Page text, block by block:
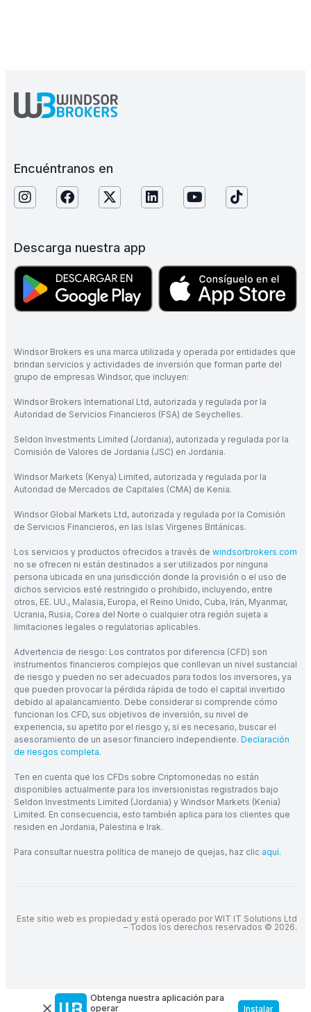
Obtenga nuestra aplicación para
operar
Instalar
Encuéntranos en
Descarga nuestra app
Windsor Brokers es una marca utilizada y operada por entidades que
brindan servicios y actividades de inversión que forman parte del
grupo de empresas Windsor, que incluyen:
Windsor Brokers International Ltd, autorizada y regulada por la
Autoridad de Servicios Financieros (FSA) de Seychelles.
Seldon Investments Limited (Jordania), autorizada y regulada por la
Comisión de Valores de Jordania (JSC) en Jordania.
Windsor Markets (Kenya) Limited, autorizada y regulada por la
Autoridad de Mercados de Capitales (CMA) de Kenia.
Windsor Global Markets Ltd, autorizada y regulada por la Comisión
de Servicios Financieros, en las Islas Vírgenes Británicas.
Los servicios y productos ofrecidos a través de windsorbrokers.com
no se ofrecen ni están destinados a ser utilizados por ninguna
persona ubicada en una jurisdicción donde la provisión o el uso de
dichos servicios esté restringido o prohibido, incluyendo, entre
otros, EE. UU., Malasia, Europa, el Reino Unido, Cuba, Irán, Myanmar,
Ucrania, Rusia, Corea del Norte o cualquier otra región sujeta a
limitaciones legales o regulatorias aplicables.
Advertencia de riesgo: Los contratos por diferencia (CFD) son
instrumentos financieros complejos que conllevan un nivel sustancial
de riesgo y pueden no ser adecuados para todos los inversores, ya
que pueden provocar la pérdida rápida de todo el capital invertido
debido al apalancamiento. Debe considerar si comprende cómo
funcionan los CFD, sus objetivos de inversión, su nivel de
experiencia, su apetito por el riesgo y, si es necesario, buscar el
asesoramiento de un asesor financiero independiente. Declaración
de riesgos completa.
Ten en cuenta que los CFDs sobre Criptomonedas no están
disponibles actualmente para los inversionistas registrados bajo
Seldon Investments Limited (Jordania) y Windsor Markets (Kenia)
Limited. En consecuencia, esto también aplica para los clientes que
residen en Jordania, Palestina e Irak.
Para consultar nuestra política de manejo de quejas, haz clic aquí.
Este sitio web es propiedad y está operado por WIT IT Solutions Ltd
– Todos los derechos reservados © 2026.